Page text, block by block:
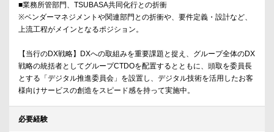
■業務所管部門、TSUBASA共同化行との折衝
※ベンダーマネジメントや関連部門との折衝や、要件定義・設計など、
上流工程がメインとなるポジション。
【当行のDX戦略】DXへの取組みを重要課題と捉え、グループ全体のDX
戦略の統括者としてグループCTDOを配置するとともに、頭取を委員長
とする「デジタル推進委員会」を設置し、デジタル技術を活用したお客
様向けサービスの創造をスピード感を持って実施中。
必要経験